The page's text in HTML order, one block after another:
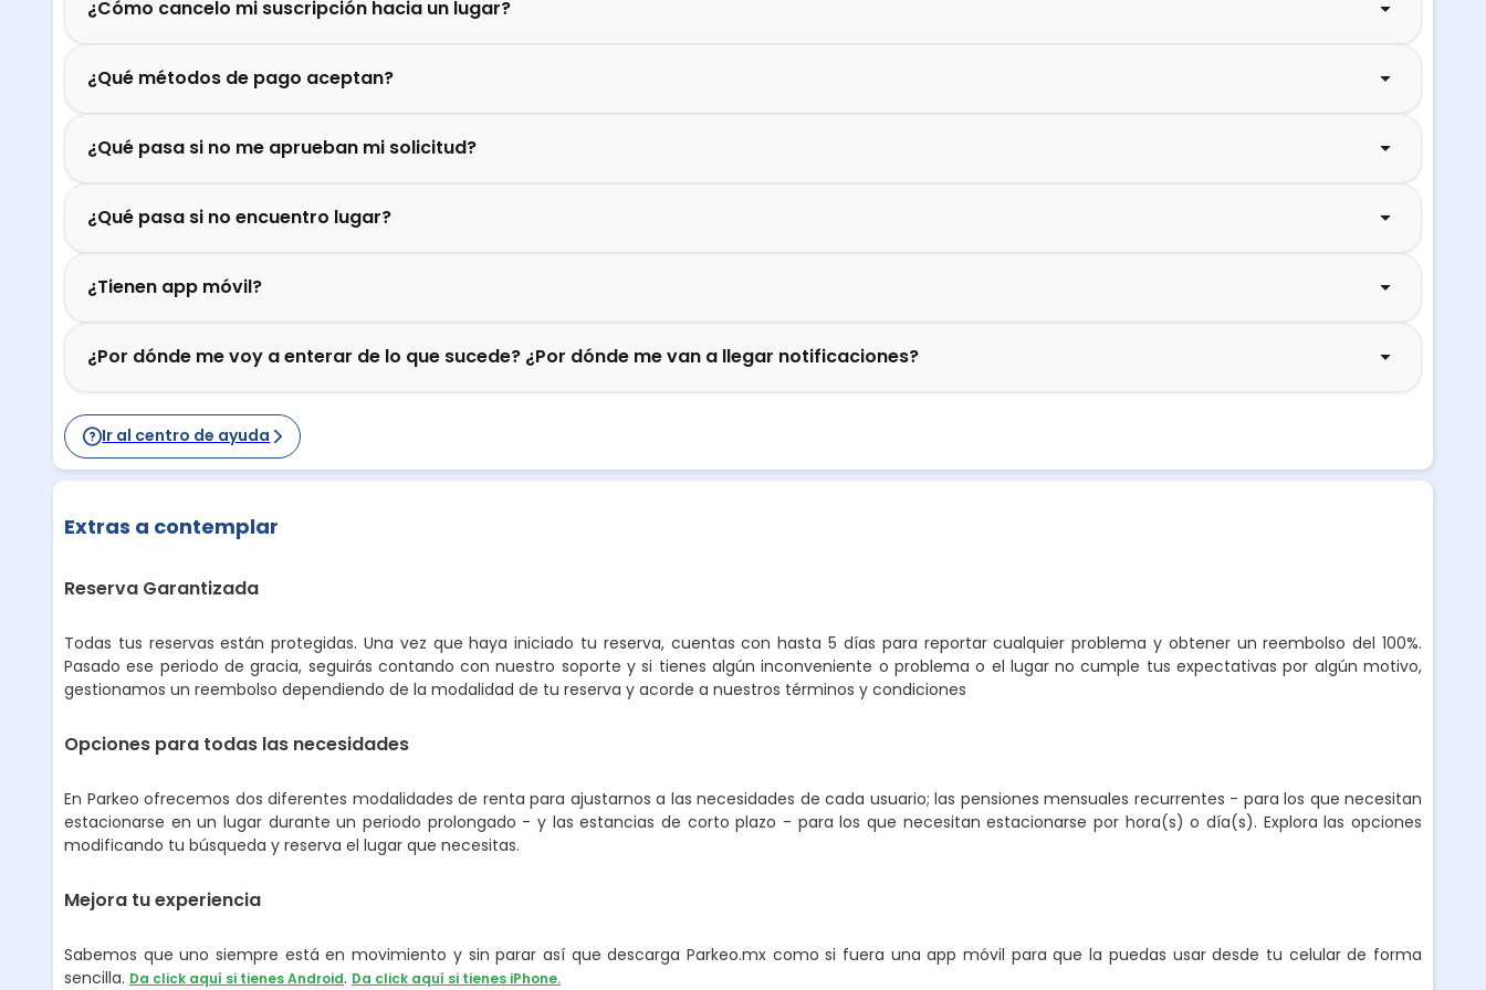
¿Cómo cancelo mi suscripción hacia un lugar?
¿Qué métodos de pago aceptan?
¿Qué pasa si no me aprueban mi solicitud?
¿Qué pasa si no encuentro lugar?
¿Tienen app móvil?
¿Por dónde me voy a enterar de lo que sucede? ¿Por dónde me van a llegar notificaciones?
Ir al centro de ayuda
Extras a contemplar
Reserva Garantizada
Todas tus reservas están protegidas. Una vez que haya iniciado tu reserva, cuentas con hasta 5 días para reportar cualquier problema y obtener un reembolso del 100%.
Pasado ese periodo de gracia, seguirás contando con nuestro soporte y si tienes algún inconveniente o problema o el lugar no cumple tus expectativas por algún motivo,
gestionamos un reembolso dependiendo de la modalidad de tu reserva y acorde a nuestros términos y condiciones
Opciones para todas las necesidades
En Parkeo ofrecemos dos diferentes modalidades de renta para ajustarnos a las necesidades de cada usuario; las pensiones mensuales recurrentes - para los que necesitan
estacionarse en un lugar durante un periodo prolongado - y las estancias de corto plazo - para los que necesitan estacionarse por hora(s) o día(s). Explora las opciones
modificando tu búsqueda y reserva el lugar que necesitas.
Mejora tu experiencia
Sabemos que uno siempre está en movimiento y sin parar así que descarga Parkeo.mx como si fuera una app móvil para que la puedas usar desde tu celular de forma
sencilla. Da click aquí si tienes Android. Da click aquí si tienes iPhone.